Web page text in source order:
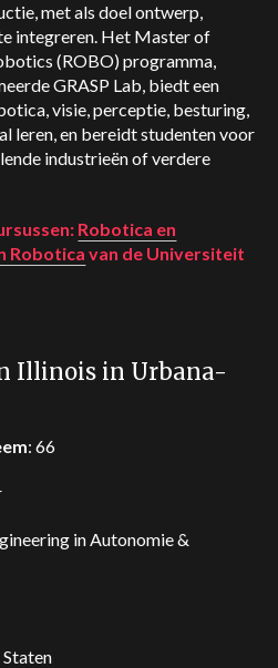
met als doel ontwerp,
integreren. Het Master of
(ROBO) programma,
GRASP Lab, biedt een
visie, perceptie, besturing,
leren, en bereidt studenten voor
industrieën of verdere
Robotica en
Robotica van de Universiteit
Illinois in Urbana-
: 66
in Autonomie &